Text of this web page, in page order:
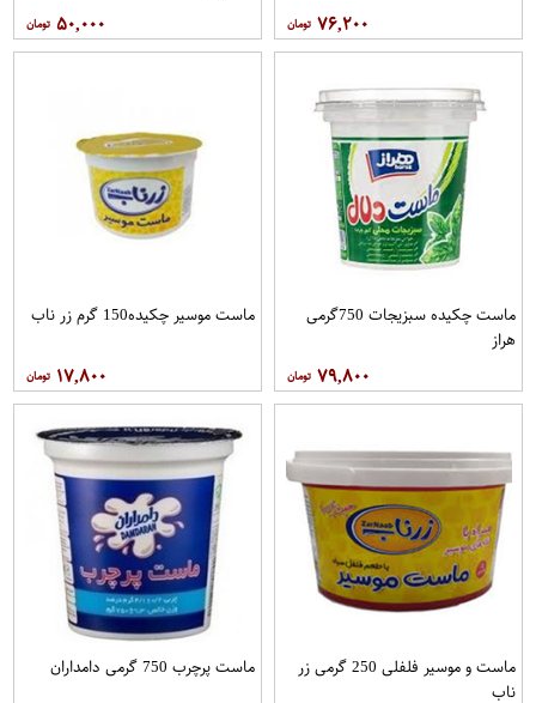
۷۶,۲۰۰ ۵۰,۰۰۰
ماست چکیده سبزیجات 750گرمی
هراز
۷۹,۸۰۰
ماست موسیر چکیده150 گرم زر ناب
۱۷,۸۰۰
ماست و موسیر فلفلی 250 گرمی زر
ناب
ماست پرچرب 750 گرمی دامداران